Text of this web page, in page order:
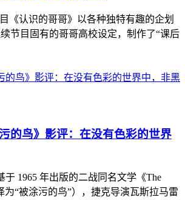
《认识的哥哥》以各种独特有趣的企划
节目固有的哥哥高校设定，制作了“课后
的鸟》影评：在没有色彩的世界
于 1965 年出版的二战同名文学《The
为“被涂污的鸟”），捷克导演瓦斯拉马雷